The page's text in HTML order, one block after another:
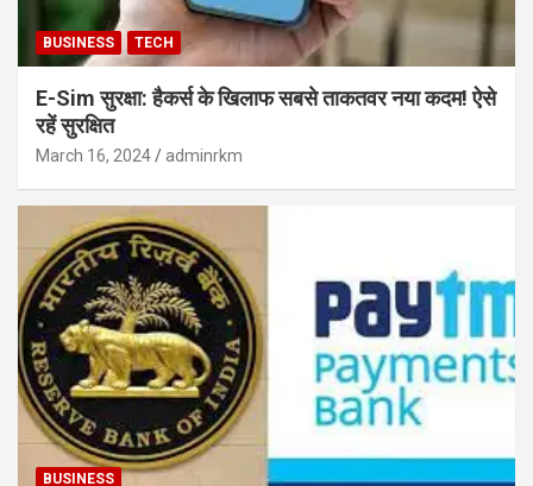
BUSINESS TECH
E-Sim सुरक्षा: हैकर्स के खिलाफ सबसे ताकतवर नया कदम! ऐसे
रहें सुरक्षित
March 16, 2024 adminrkm
BUSINESS